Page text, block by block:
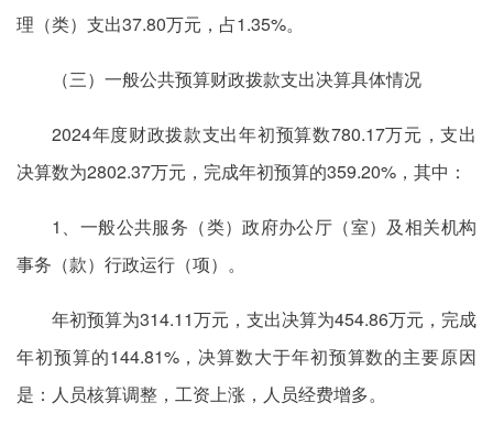
理（类）支出37.80万元，占1.35%。
（三）一般公共预算财政拨款支出决算具体情况
2024年度财政拨款支出年初预算数780.17万元，支出
决算数为2802.37万元，完成年初预算的359.20%，其中：
1、一般公共服务（类）政府办公厅（室）及相关机构
事务（款）行政运行（项）。
年初预算为314.11万元，支出决算为454.86万元，完成
年初预算的144.81%，决算数大于年初预算数的主要原因
是：人员核算调整，工资上涨，人员经费增多。